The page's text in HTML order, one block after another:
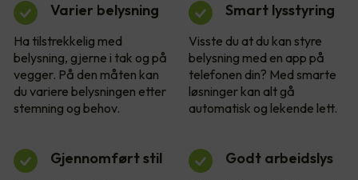
Varier belysning
Ha tilstrekkelig med
belysning, gjerne i tak og på
vegger. På den måten kan
du variere belysningen etter
stemning og behov.
Smart lysstyring
Visste du at du kan styre
belysning med en app på
telefonen din? Med smarte
løsninger kan alt gå
automatisk og lekende lett.
Gjennomført stil Godt arbeidslys